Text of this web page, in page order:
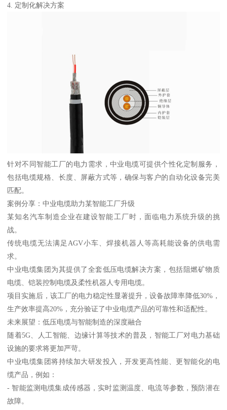
4. 定制化解决方案
针对不同智能工厂的电力需求，中业电缆可提供个性化定制服务，
包括电缆规格、长度、屏蔽方式等，确保与客户的自动化设备完美
匹配。
案例分享：中业电缆助力某智能工厂升级
某知名汽车制造企业在建设智能工厂时，面临电力系统升级的挑
战。
传统电缆无法满足AGV小车、焊接机器人等高耗能设备的供电需
求。
中业电缆集团为其提供了全套低压电缆解决方案，包括阻燃矿物质
电缆、铠装控制电缆及柔性机器人专用电缆。
项目实施后，该工厂的电力稳定性显著提升，设备故障率降低30%，
生产效率提高20%，充分验证了中业电缆产品的可靠性和适配性。
未来展望：低压电缆与智能制造的深度融合
随着5G、人工智能、边缘计算等技术的普及，智能工厂对电力基础
设施的要求将更加严苛。
中业电缆集团将持续加大研发投入，开发更高性能、更智能化的电
缆产品，例如：
- 智能监测电缆集成传感器，实时监测温度、电流等参数，预防潜在
故障。